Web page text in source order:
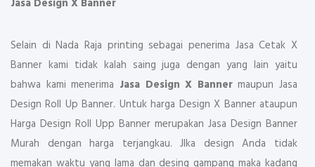
Jasa Design X Banner
Selain di Nada Raja printing sebagai penerima Jasa Cetak X
Banner kami tidak kalah saing juga dengan yang lain yaitu
bahwa kami menerima Jasa Design X Bannermaupun Jasa
Design Roll Up Banner. Untuk harga Design X Banner ataupun
Harga Design Roll Upp Banner merupakan Jasa Design Banner
Murah dengan harga terjangkau. JIka design Anda tidak